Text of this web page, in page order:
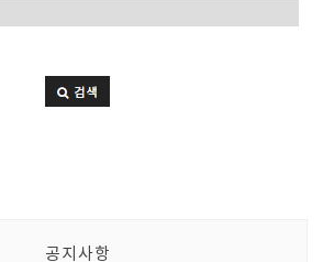
공지사항